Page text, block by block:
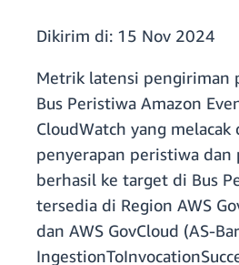
Dikirim di: 15 Nov 2024
Metrik latensi pengiriman
Bus Peristiwa Amazon
CloudWatch yang melacak
penyerapan peristiwa dan
berhasil ke target di Bus
tersedia di Region AWS
dan AWS GovCloud (AS-